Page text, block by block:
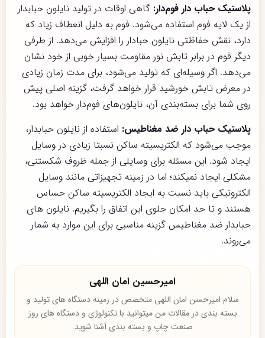
پلاستیک حباب دار فوم‌دار: گاهی اوقات در تولید نایلون حبابدار
از یک لایه فوم استفاده می‌شود. فوم به دلیل انعطاف زیاد که
دارد، نقش حفاظتی نایلون حبادار را افزایش می‌دهد. از طرفی
دیگر فوم در برابر تابش نور مقاومت بسیار خوبی از خود نشان
می‌دهد. اگر وسیله‌ای که تولید می‌شود، برای مدت زمان زیادی
در معرض تابش خورشید قرار خواهد گرفت، گزینه اصلی پیش
روی شما برای بسته‌بندی آن، نایلون‌های فوم‌دار خواهد بود.
پلاستیک حباب دار ضد مغناطیس: استفاده از نایلون حبابدار،
موجب می‌شود که الکتریسیته ساکن نسبتا زیادی در وسایل
ایجاد شود. این مسئله برای وسایلی از جمله ظروف شکستنی،
مشکلی ایجاد نمیکند؛ اما در زمینه تجهیزاتی مانند وسایل
الکترونیکی باید نسبت به ایجاد الکتریسیته ساکن حساس
هستند و تا حد امکان جلوی این اتفاق را بگیریم. نایلون های
حبابدار ضد مغناطیس گزینه مناسبی برای این موارد به شمار
می‌روند.
امیرحسین امان اللهی
سلام امیرحسن امان اللهی متخصص در زمینه دستگاه های تولید و
بسته بندی در مقالات من میتوانید با تکنولوژی و دستگاه های روز
صنعت چاپ و بسته بندی آشنا شوید.